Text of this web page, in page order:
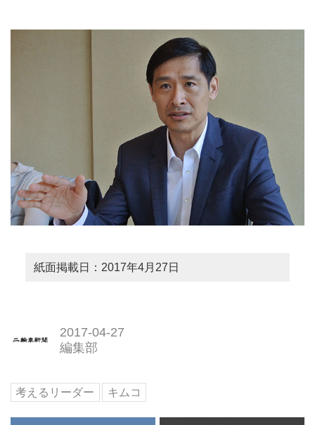
紙面掲載日：2017年4月27日
2017-04-27
編集部
考えるリーダー キムコ